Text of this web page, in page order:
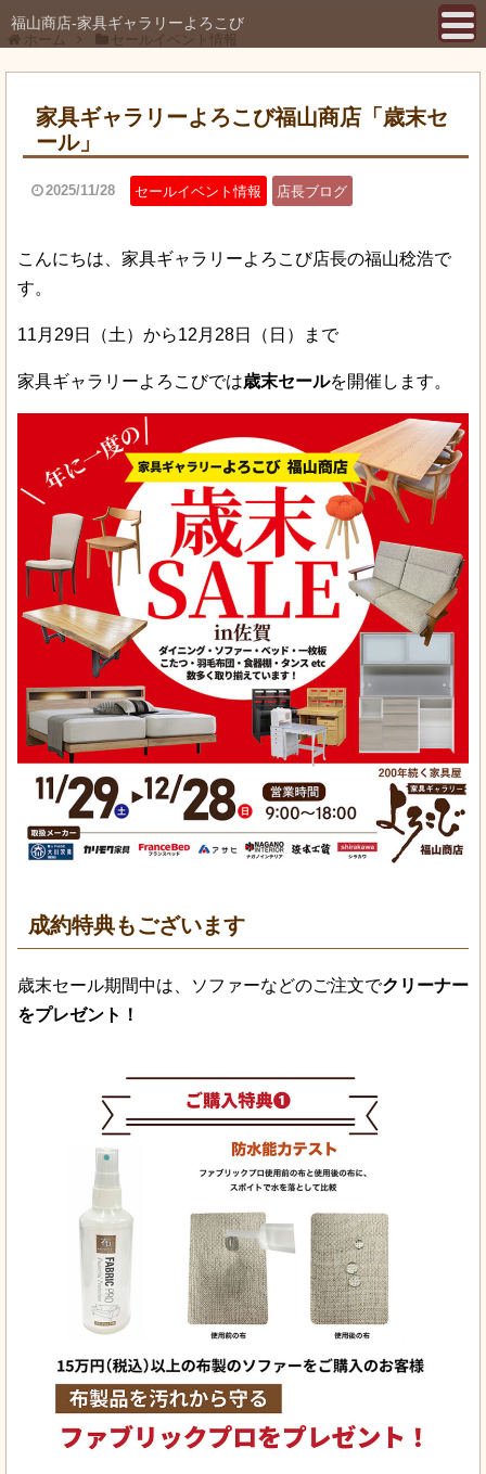
福山商店-家具ギャラリーよろこび
ホーム セールイベント情報
家具ギャラリーよろこび福山商店「歳末セ
ール」
2025/11/28 セールイベント情報 店長ブログ
こんにちは、家具ギャラリーよろこび店長の福山稔浩で
す。
11月29日（土）から12月28日（日）まで
家具ギャラリーよろこびでは歳末セールを開催します。
成約特典もございます
歳末セール期間中は、ソファーなどのご注文でクリーナー
をプレゼント！